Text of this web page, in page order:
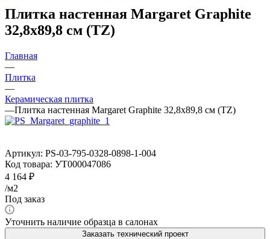
Плитка настенная Margaret Graphite
32,8x89,8 см (TZ)
Главная
—
Плитка
—
Керамическая плитка
—Плитка настенная Margaret Graphite 32,8x89,8 см (TZ)
Артикул: PS-03-795-0328-0898-1-004
Код товара: УТ000047086
4 164 ₽
/м2
Под заказ
Уточнить наличие образца в салонах
Заказать технический проект